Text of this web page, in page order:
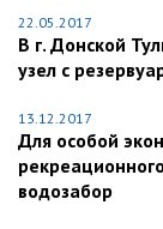
22.05.2017
В г. Донской
узел с
13.12.2017
Для особой
водозабор